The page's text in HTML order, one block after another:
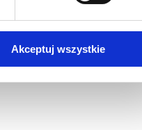
Akceptuj wszystkie